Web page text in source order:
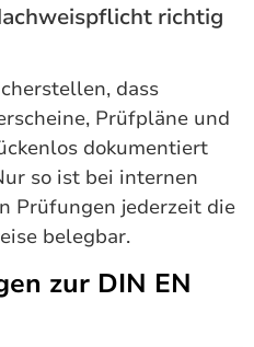
richtig
dass
Prüfpläne und
dokumentiert
so ist bei internen
Prüfungen jederzeit die
belegbar.
zur DIN EN